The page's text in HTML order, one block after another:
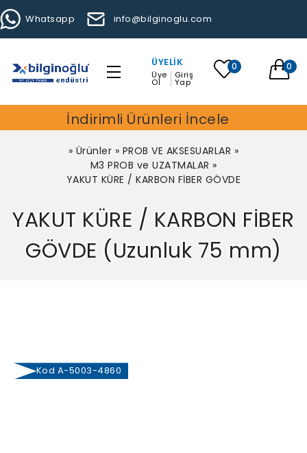
Whatsapp info@bilginoglu.com
ÜYELIK
Üye
Ol
Giriş
Yap
0 0
İndirimli Ürünleri İncele
» Ürünler » PROB VE AKSESUARLAR »
M3 PROB ve UZATMALAR »
YAKUT KÜRE / KARBON FİBER GÖVDE
YAKUT KÜRE / KARBON FİBER
GÖVDE (Uzunluk 75 mm)
Kod A-5003-4860